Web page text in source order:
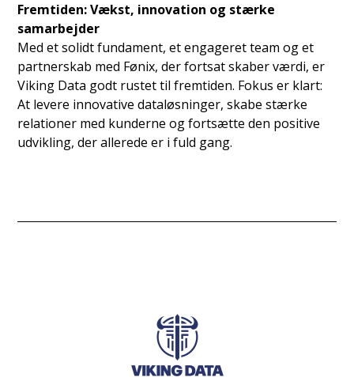
Fremtiden: Vækst, innovation og stærke
samarbejder
Med et solidt fundament, et engageret team og et
partnerskab med Fønix, der fortsat skaber værdi, er
Viking Data godt rustet til fremtiden. Fokus er klart:
At levere innovative dataløsninger, skabe stærke
relationer med kunderne og fortsætte den positive
udvikling, der allerede er i fuld gang.